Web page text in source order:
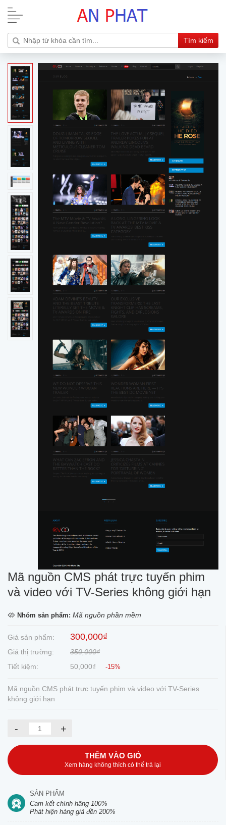
Tìm kiếm
Mã nguồn CMS phát trực tuyến phim
và video với TV-Series không giới hạn
Nhóm sản phẩm: Mã nguồn phần mềm
Giá sản phẩm: 300,000₫
Giá thị trường:
350,000₫
Tiết kiệm:
50,000₫ -15%
Mã nguồn CMS phát trực tuyến phim và video với TV-Series
không giới hạn
- +
THÊM VÀO GIỎ
Xem hàng không thích có thể trả lại
SẢN PHẨM
Cam kết chính hãng 100%
Phát hiện hàng giả đền 200%